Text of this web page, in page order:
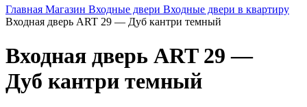
Главная Магазин Входные двери Входные двери в квартиру
Входная дверь ART 29 — Дуб кантри темный
Входная дверь ART 29 —
Дуб кантри темный